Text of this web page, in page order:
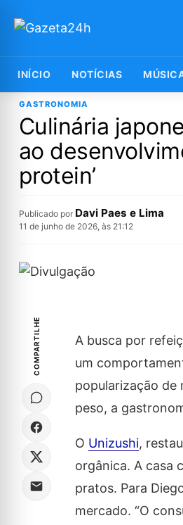
INÍCIO NOTÍCIAS
GASTRONOMIA
Culinária
ao
protein’
Publicado por Davi Paes e Lima
11 de junho de 2026, às 21:12
COMPARTILHE
A busca por
um
popularização de
peso, a
O Unizushi,
orgânica. A casa
pratos. Para
mercado. “O